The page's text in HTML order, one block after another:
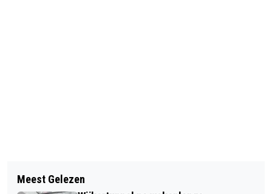
GEBOORTES I HUWELIJKEN I
OVERLEDEN
HET MOET 'GANS' ANDERS!
Meest Gelezen